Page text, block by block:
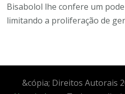
Bisabolol lhe confere um
limitando a proliferação de
&cópia; Direitos Autorais